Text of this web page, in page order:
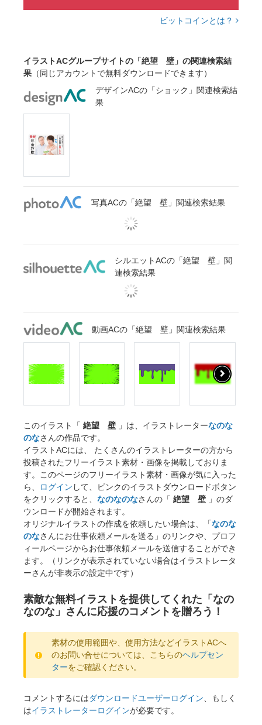
ビットコインとは？
イラストACグループサイトの「絶望 壁」の関連検索結
果 （同じアカウントで無料ダウンロードできます）
デザインACの「ショック」関連検索結
果
写真ACの「絶望 壁」関連検索結果
シルエットACの「絶望 壁」関
連検索結果
動画ACの「絶望 壁」関連検索結果
このイラスト「 絶望 壁 」は、イラストレーターなのな
のなさんの作品です。
イラストACには、 たくさんのイラストレーターの方から
投稿されたフリーイラスト素材・画像を掲載しておりま
す。このページのフリーイラスト素材・画像が気に入った
ら、
ログイン して、ピンクのイラストダウンロードボタン
をクリックすると、 なのなのなさんの「 絶望 壁 」のダ
ウンロードが開始されます。
オリジナルイラストの作成を依頼したい場合は、「なのな
のなさんにお仕事依頼メールを送る」のリンクや、プロフ
ィールページからお仕事依頼メールを送信することができ
ます。（リンクが表示されていない場合はイラストレータ
ーさんが非表示の設定中です）
素敵な無料イラストを提供してくれた「なの
なのな」さんに応援のコメントを贈ろう！
素材の使用範囲や、使用方法などイラストACへ
のお問い合せについては、こちらのヘルプセン
ターをご確認ください。
コメントするにはダウンロードユーザーログイン、もしく
はイラストレーターログインが必要です。